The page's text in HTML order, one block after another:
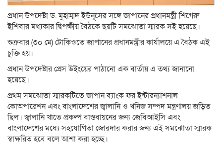
প্রধান উপদেষ্টা ড. মুহাম্মদ ইউনূসের সঙ্গে জাপানের প্রধানমন্ত্রী শিগেরু
ইশিবার মধ্যকার দ্বিপক্ষীয় বৈঠকে ছয়টি সমঝোতা স্মারক সই হয়েছে।
শুক্রবার (৩০ মে) টোকিওতে জাপানের প্রধানমন্ত্রীর কার্যালয়ে এ বৈঠক এই
চুক্তি হয়।
প্রধান উপদেষ্টার প্রেস উইংয়ের পাঠানো এক বার্তায় এ তথ্য জানানো
হয়েছে।
প্রথম সমঝোতা স্মারকটিতে জাপান ব্যাংক ফর ইন্টারন্যাশনাল
কোঅপারেশন এবং বাংলাদেশের জ্বালানি ও খনিজ সম্পদ মন্ত্রণালয় জড়িত
ছিল। জ্বালানি খাতে প্রকল্প বাস্তবায়নের জন্য জেবিআইসি এবং
বাংলাদেশের মধ্যে সহযোগিতা জোরদার করার জন্য এই সমঝোতা স্মারক
স্বাক্ষরিত হবে বলে আশা করা হচ্ছে।